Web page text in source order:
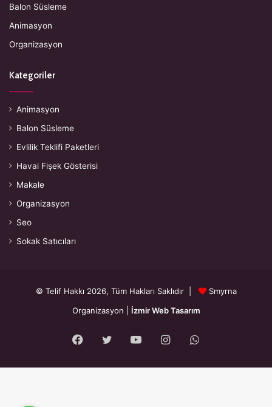
Balon Süsleme
Animasyon
Organizasyon
Kategoriler
Animasyon
Balon Süsleme
Evlilik Teklifi Paketleri
Havai Fişek Gösterisi
Makale
Organizasyon
Seo
Sokak Satıcıları
© Telif Hakkı 2026, Tüm Hakları Saklıdır |
Smyrna
Organizasyon
İzmir Web Tasarım
Facebook
TwitterYouTubeInstagramWhatsApp